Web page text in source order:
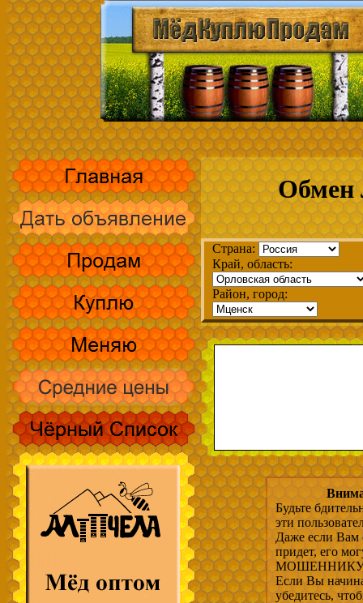
Обмен
Страна:
Край, область:
Район, город:
Будьте
эти
Даже если Вам
придет, его
МОШЕННИКУ,
Если Вы
убедитесь,